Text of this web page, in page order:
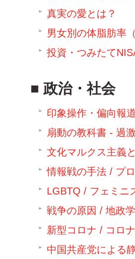
真実の愛とは？
男女別の体脂肪率
投資・つみたて
政治・社会
印象操作・偏向報
扇動の教科書 - 過
文化マルクス主義
情報戦の手法 / プ
LGBTQ / フェミニ
戦争の原因 / 地政
新型コロナ / コロ
中国共産党による